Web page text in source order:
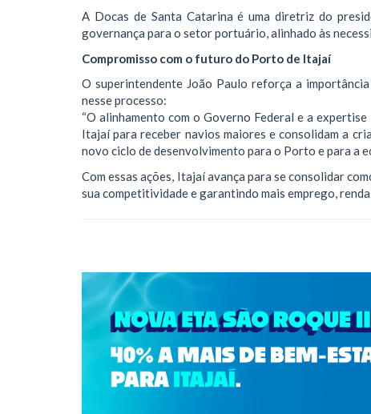
A Docas de Santa Catarina é uma diretriz do
governança para o setor portuário, alinhado às
Compromisso com o futuro do Porto de Itajaí
O superintendente João Paulo reforça a
nesse processo:
“O alinhamento com o Governo Federal e a
Itajaí para receber navios maiores e consolidam a
novo ciclo de desenvolvimento para o Porto e para a
Com essas ações, Itajaí avança para se consolidar
sua competitividade e garantindo mais emprego,